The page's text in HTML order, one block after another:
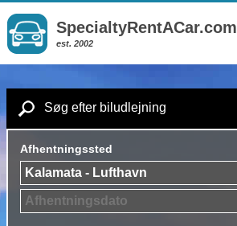
SpecialtyRentACar.com
est. 2002
Søg efter biludlejning
Afhentningssted